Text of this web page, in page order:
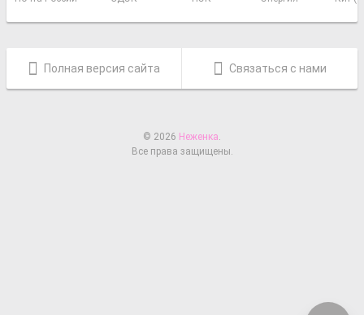
Полная версия сайта Связаться с нами
© 2026 Неженка.
Все права защищены.